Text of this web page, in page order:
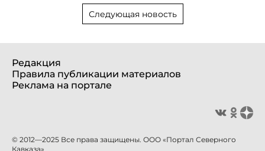
Следующая новость
Редакция
Правила публикации материалов
Реклама на портале
© 2012—2025 Все права защищены. ООО «Портал Северного
Кавказа»